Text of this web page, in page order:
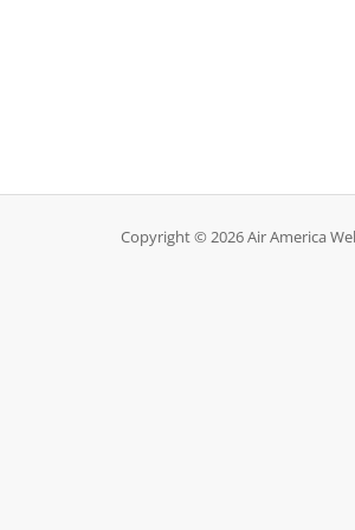
Copyright © 2026 Air America